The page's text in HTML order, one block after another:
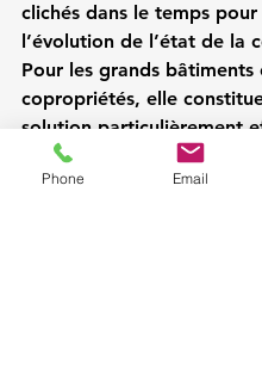
clichés dans le temps pour
l’évolution de l’état de la
Pour les grands bâtiments
copropriétés, elle
solution particulièrement
Pour en savoir plus,
page sur l’inspection
Phone Email